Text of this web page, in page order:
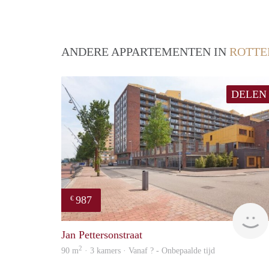
ANDERE APPARTEMENTEN IN
DELEN
€ 987
Jan Pettersonstraat
90 m2 · 3 kamers · Vanaf ? - Onbepaalde tijd